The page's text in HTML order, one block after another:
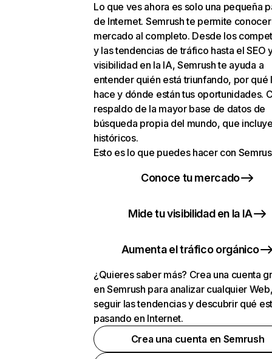
Lo que ves ahora es solo una pequeña
de Internet. Semrush te permite
mercado al completo. Desde los
y las tendencias de tráfico hasta el SEO
visibilidad en la IA, Semrush te ayuda a
entender quién está triunfando, por qué
hace y dónde están tus oportunidades.
respaldo de la mayor base de datos de
búsqueda propia del mundo, que
históricos.
Esto es lo que puedes hacer con
Conoce tu mercado
Mide tu visibilidad en la IA
Aumenta el tráfico orgánico
¿Quieres saber más? Crea una cuenta
en Semrush para analizar cualquier
seguir las tendencias y descubrir qué
pasando en Internet.
Crea una cuenta en Semrush